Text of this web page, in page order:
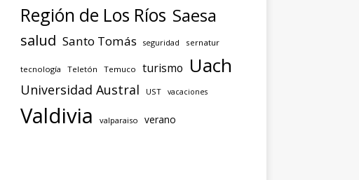
Región de Los Ríos Saesa
salud Santo Tomás seguridad sernatur
tecnología Teletón Temuco turismo Uach
Universidad Austral UST vacaciones
Valdivia valparaiso verano